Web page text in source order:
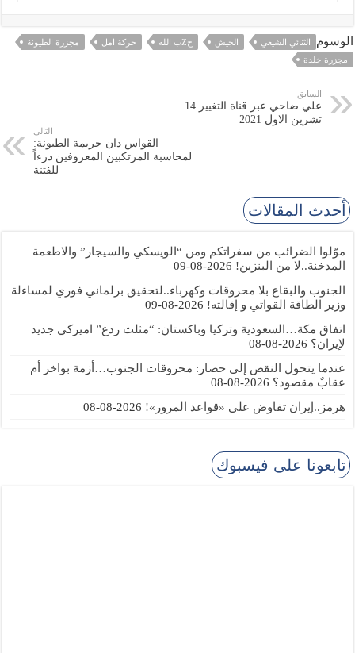
الوسوم الثنائي الشيعي الجيش حZب الله حركة امل
مجزرة الطيونة
مجزرة خلدة
السابق
علي ضاحي عبر قناة التغيير 14
تشرين الاول 2021
التالي
القواس دان جريمة الطيونة:
لمحاسبة المرتكبين المعروفين درءاً
للفتنة
أحدث المقالات
موّلوا الضرائب من سفراتكم ومن “الويسكي والسيجار” والاطعمة
المدخنة..لا من البنزين! 2026-08-09
الجنوب والبقاع بلا محروقات وكهرباء..لتحقيق برلماني فوري لمساءلة
وزير الطاقة القواتي و إقالته! 2026-08-09
اتفاق مكة…السعودية وتركيا وباكستان: “مثلث ردع” اميركي جديد
لإيران؟ 2026-08-08
عندما يتحول النقص إلى حصار: محروقات الجنوب…أزمة بواخر أم
عقابٌ مقصود؟ 2026-08-08
هرمز..إيران تفاوض على «قواعد المرور»! 2026-08-08
تابعونا على فيسبوك